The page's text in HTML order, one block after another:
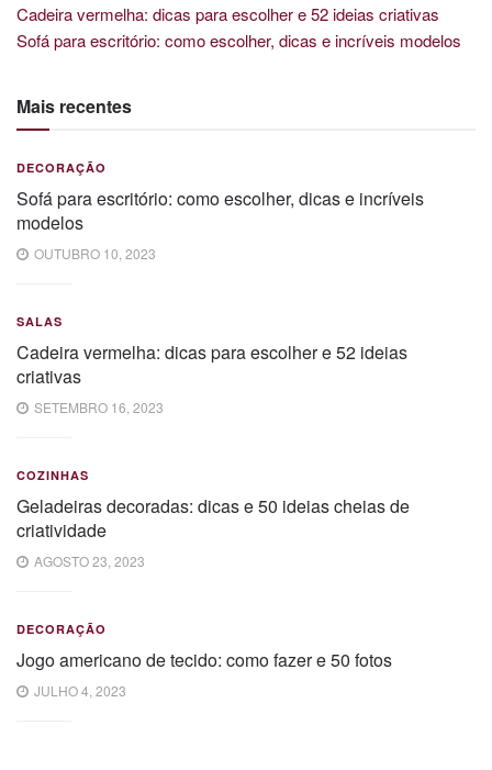
Cadeira vermelha: dicas para escolher e 52 ideias criativas
Sofá para escritório: como escolher, dicas e incríveis modelos
Mais recentes
DECORAÇÃO
Sofá para escritório: como escolher, dicas e incríveis
modelos
OUTUBRO 10, 2023
SALAS
Cadeira vermelha: dicas para escolher e 52 ideias
criativas
SETEMBRO 16, 2023
COZINHAS
Geladeiras decoradas: dicas e 50 ideias cheias de
criatividade
AGOSTO 23, 2023
DECORAÇÃO
Jogo americano de tecido: como fazer e 50 fotos
JULHO 4, 2023